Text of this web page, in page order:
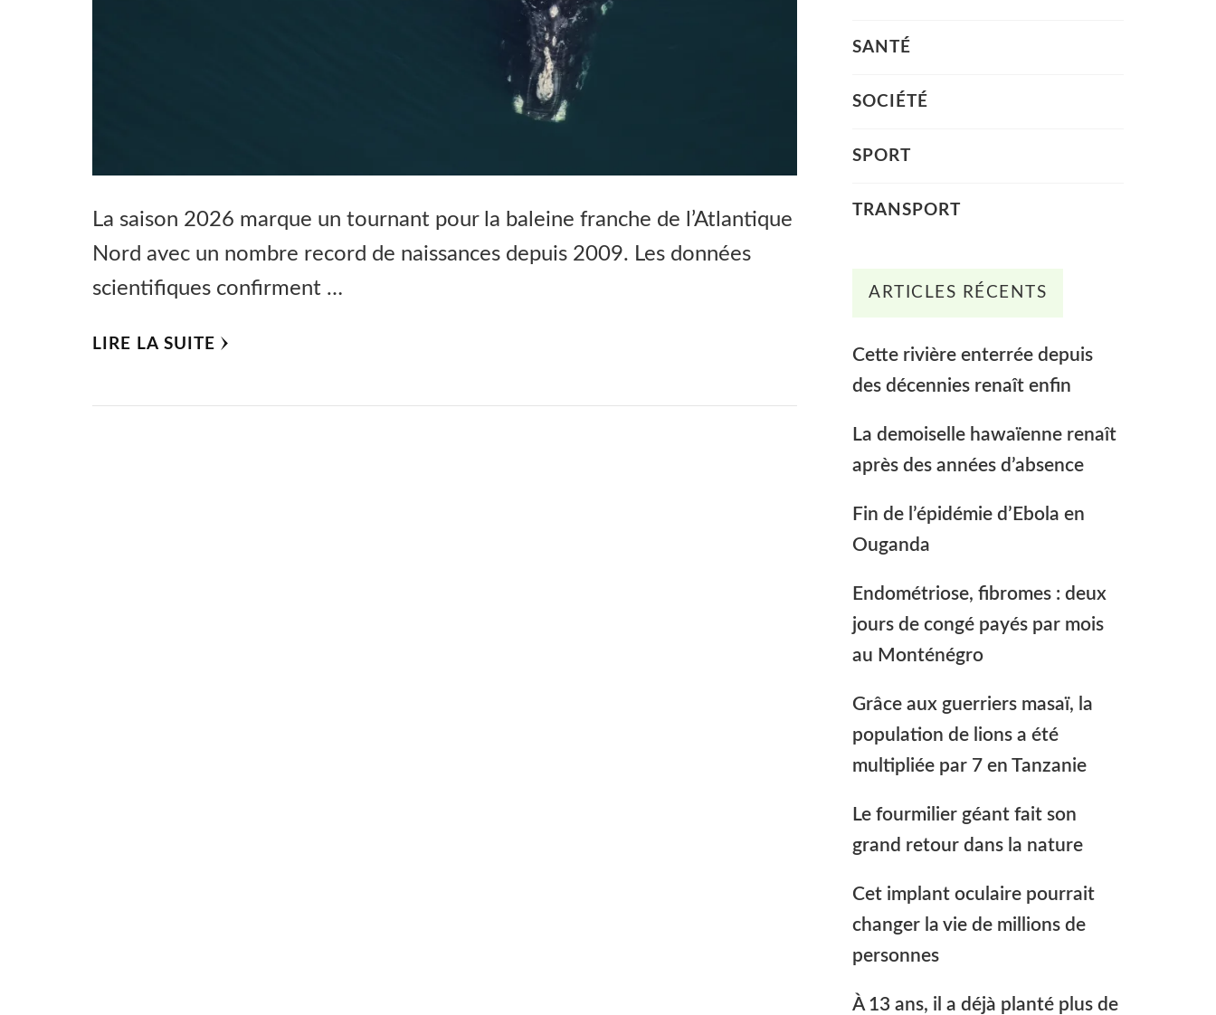
La saison 2026 marque un tournant pour la baleine franche de l’Atlantique
Nord avec un nombre record de naissances depuis 2009. Les données
scientifiques confirment …
LIRE LA SUITE
SANTÉ
SOCIÉTÉ
SPORT
TRANSPORT
ARTICLES RÉCENTS
Cette rivière enterrée depuis
des décennies renaît enfin
La demoiselle hawaïenne renaît
après des années d’absence
Fin de l’épidémie d’Ebola en
Ouganda
Endométriose, fibromes : deux
jours de congé payés par mois
au Monténégro
Grâce aux guerriers masaï, la
population de lions a été
multipliée par 7 en Tanzanie
Le fourmilier géant fait son
grand retour dans la nature
Cet implant oculaire pourrait
changer la vie de millions de
personnes
À 13 ans, il a déjà planté plus de